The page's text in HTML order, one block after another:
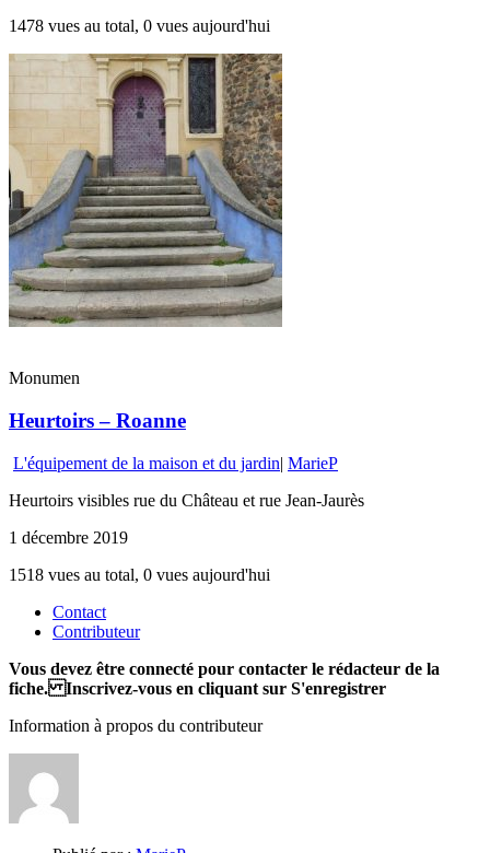
1478 vues au total, 0 vues aujourd'hui
Monumen
Heurtoirs – Roanne
L'équipement de la maison et du jardin| MarieP
Heurtoirs visibles rue du Château et rue Jean-Jaurès
1 décembre 2019
1518 vues au total, 0 vues aujourd'hui
Contact
Contributeur
Vous devez être connecté pour contacter le rédacteur de la
fiche. Inscrivez-vous en cliquant sur S'enregistrer
Information à propos du contributeur